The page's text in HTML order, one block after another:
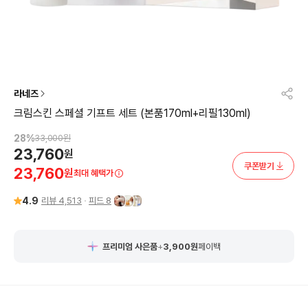
라네즈
크림스킨 스페셜 기프트 세트 (본품170ml+리필130ml)
28%33,000원
23,760원
23,760원최대 혜택가
쿠폰받기
4.9 리뷰 4,513 피드 8
프리미엄 사은품+3,900원페이백